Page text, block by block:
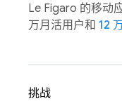
Le Figaro 的移动
万月活用户和 12
挑战